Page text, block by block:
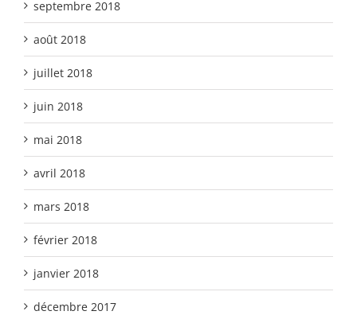
septembre 2018
août 2018
juillet 2018
juin 2018
mai 2018
avril 2018
mars 2018
février 2018
janvier 2018
décembre 2017